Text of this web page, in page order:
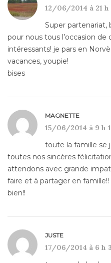
12/06/2014 à 21
Super partenariat,
pour nous tous l’occasion
intéressants! je pars en
vacances, youpie!
bises
MAGNETTE
15/06/2014 à 9 h
toute la famille se
toutes nos sincères
attendons avec grande
faire et à partager en
bien!!
JUSTE
17/06/2014 à 6 h